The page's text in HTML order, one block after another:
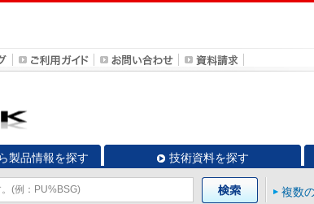
製品情報を探す 技術資料を探す
複数